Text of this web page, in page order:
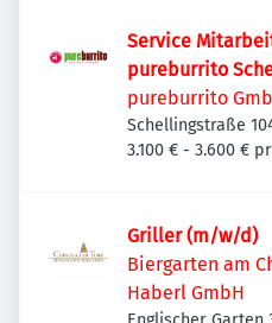
Service
pureburrito
pureburrito
Schellingstraße
Deutschland
3.100 € - 3.600 €
Griller (m/w/d)
Biergarten am
Haberl GmbH